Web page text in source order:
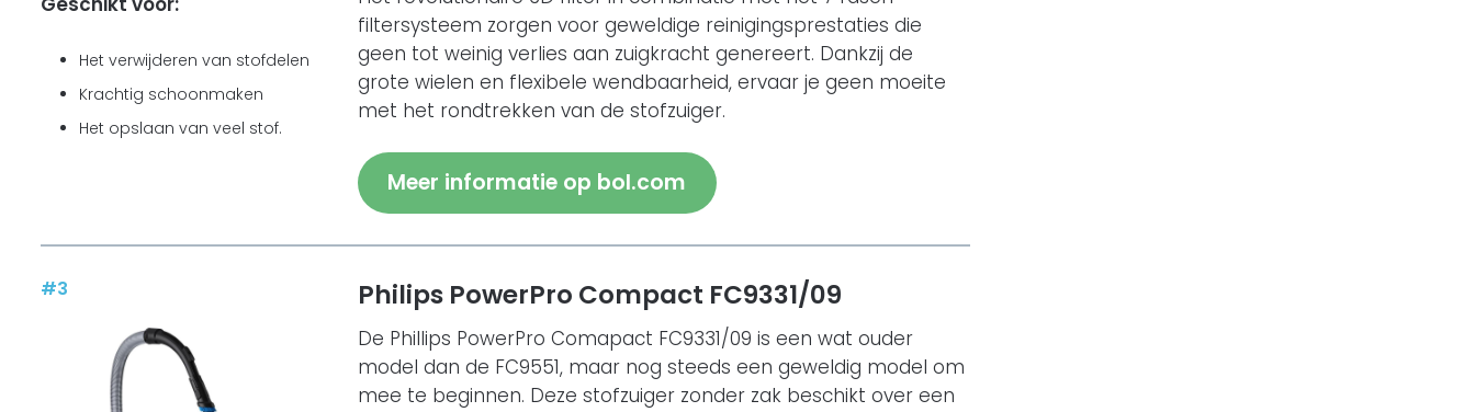
Het verwijderen van stofdelen
Krachtig schoonmaken
Het opslaan van veel stof.
filtersysteem zorgen voor geweldige reinigingsprestaties die
geen tot weinig verlies aan zuigkracht genereert. Dankzij de
grote wielen en flexibele wendbaarheid, ervaar je geen moeite
met het rondtrekken van de stofzuiger.
Meer informatie op bol.com
#3 Philips PowerPro Compact FC9331/09
De Phillips PowerPro Comapact FC9331/09 is een wat ouder
model dan de FC9551, maar nog steeds een geweldig model om
mee te beginnen. Deze stofzuiger zonder zak beschikt over een